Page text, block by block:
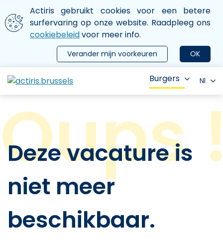
Aller au contenu principal
We gebruiken cookies
Actiris gebruikt cookies voor een betere
surfervaring op onze website. Raadpleeg ons
cookiebeleidvoor meer info.
OK
Verander mijn voorkeuren
le menu
Burgers Nl
Deze vacature is
niet meer
beschikbaar.